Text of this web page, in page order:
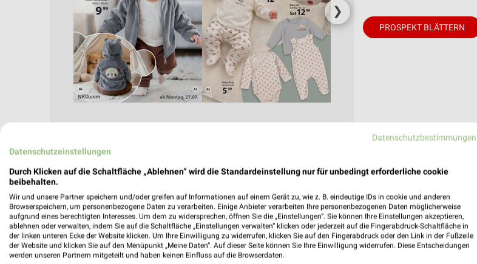
❯
PROSPEKT BLÄTTERN
Datenschutzbestimmungen
Datenschutzeinstellungen
Durch Klicken auf die Schaltfläche „Ablehnen“ wird die Standardeinstellung nur für unbedingt erforderliche cookie
beibehalten.
Wir und unsere Partner speichern und/oder greifen auf Informationen auf einem Gerät zu, wie z. B. eindeutige IDs in cookie und anderen
Browserspeichern, um personenbezogene Daten zu verarbeiten. Einige Anbieter verarbeiten Ihre personenbezogenen Daten möglicherweise
aufgrund eines berechtigten Interesses. Um dem zu widersprechen, öffnen Sie die „Einstellungen“. Sie können Ihre Einstellungen akzeptieren,
ablehnen oder verwalten, indem Sie auf die Schaltfläche „Einstellungen verwalten“ klicken oder jederzeit auf die Fingerabdruck-Schaltfläche in
der linken unteren Ecke der Website klicken. Um Ihre Einwilligung zu widerrufen, klicken Sie auf den Fingerabdruck oder den Link in der Fußzeile
der Website und klicken Sie auf den Menüpunkt „Meine Daten“. Auf dieser Seite können Sie Ihre Einwilligung widerrufen. Diese Entscheidungen
werden unseren Partnern mitgeteilt und haben keinen Einfluss auf die Browserdaten.